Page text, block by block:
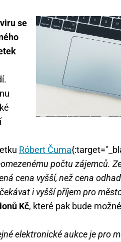
se
Róbert Čuma
počtu zájemců.
cena vyšší, než cena
i vyšší příjem pro
Kč, které pak bude
elektronické aukce je pro